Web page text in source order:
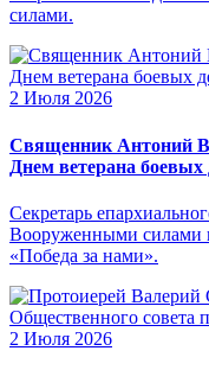
силами.
2 Июля 2026
Священник Антоний
Днем ветерана боевых
Секретарь
Вооруженными силами
«Победа за нами».
2 Июля 2026